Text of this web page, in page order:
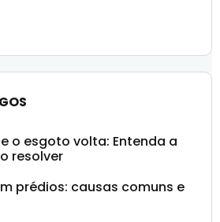
o esgoto volta: Entenda a
resolver
prédios: causas comuns e